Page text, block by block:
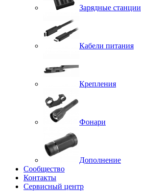
Зарядные станции
Кабели питания
Крепления
Фонари
Дополнение
Сообщество
Контакты
Сервисный центр